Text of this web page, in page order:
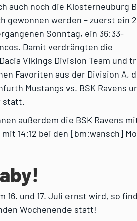
auch noch die Klosterneuburg
werden – zuerst ein
Sonntag, ein 36:33-
Damit verdrängten die
Vikings Division Team und
Favoriten aus der Division A,
Mustangs vs. BSK Ravens
statt.
außerdem die BSK Ravens
14:12 bei den [bm:wansch]
16. und 17. Juli ernst wird, so
Wochenende statt!